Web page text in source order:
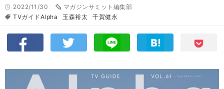
2022/11/30
マガジンサミット編集部
TVガイドAlpha
玉森裕太 千賀健永